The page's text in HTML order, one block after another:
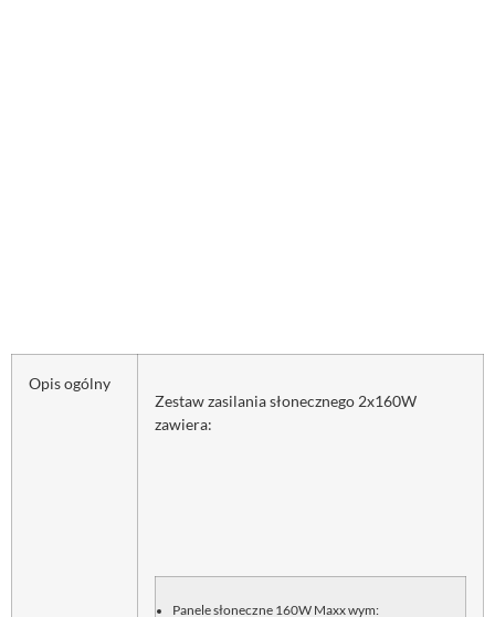
Opis ogólny
Zestaw zasilania słonecznego 2x160W
zawiera:
Panele słoneczne 160W Maxx wym: